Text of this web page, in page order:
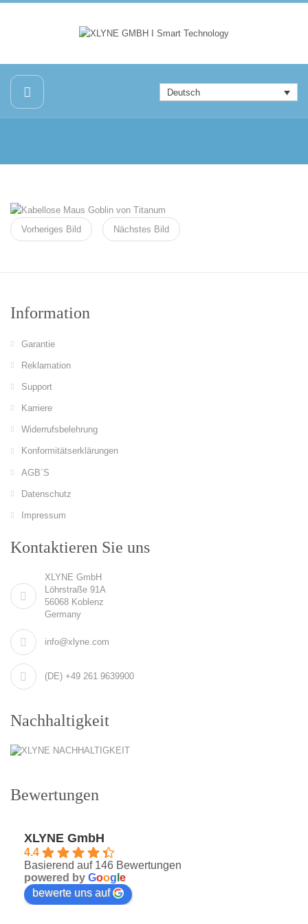
Deutsch
Vorheriges Bild Nächstes Bild
Information
Garantie
Reklamation
Support
Karriere
Widerrufsbelehrung
Konformitätserklärungen
AGB´S
Datenschutz
Impressum
Kontaktieren Sie uns
XLYNE GmbH
Löhrstraße 91A
56068 Koblenz
Germany
info@xlyne.com
(DE) +49 261 9639900
Nachhaltigkeit
Bewertungen
XLYNE GmbH
4.4
Basierend auf 146 Bewertungen
powered by Goog e
bewerte uns auf